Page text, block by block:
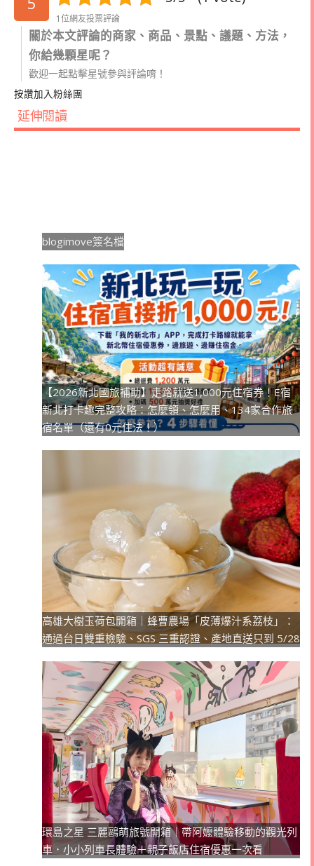
1位網友投票評論
關於本文評論的商家、商品、景點、議題、方法，
你給幾顆星呢？
歡迎一起點擊星號參與評論唷！
按讚加入粉絲團
延伸閱讀
blogimove簽名檔
【2026新北國旅補助】走路就送1,000元住宿券！E宿
新北打卡趣完整攻略：怎麼領、怎麼用、134家合作旅
宿名單（還有0元住法！）
高雄大樹玉荷包開箱｜蜂曹農場「皮薄爆汁系荔枝」：
通過台日雙重檢驗、SGS 三重認證、產地直送只到 5/28
環島之星 三麗鷗萌旅號開箱｜帶阿嬤體驗移動的觀光列
車．小小列車長體驗＋親子飯店住宿優惠一次看